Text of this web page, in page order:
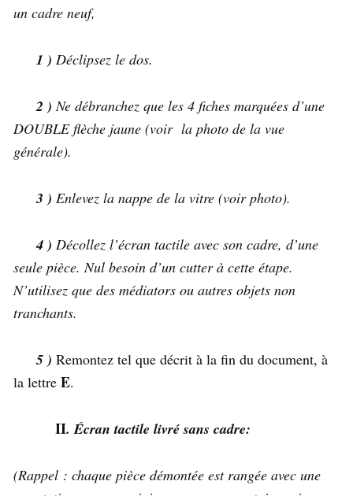
un cadre neuf,
1 ) Déclipsez le dos.
2 ) Ne débranchez que les 4 fiches marquées d’une
DOUBLE flèche jaune (voir la photo de la vue
générale).
3 ) Enlevez la nappe de la vitre (voir photo).
4 ) Décollez l’écran tactile avec son cadre, d’une
seule pièce. Nul besoin d’un cutter à cette étape.
N’utilisez que des médiators ou autres objets non
tranchants.
5 ) Remontez tel que décrit à la fin du document, à
la lettre E.
II.Écran tactile livré sans cadre:
(Rappel : chaque pièce démontée est rangée avec une